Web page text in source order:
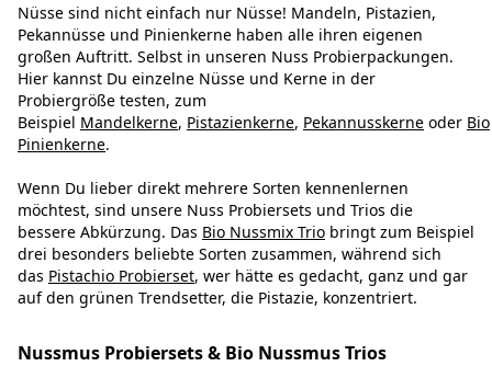
Nüsse sind nicht einfach nur Nüsse! Mandeln, Pistazien,
Pekannüsse und Pinienkerne haben alle ihren eigenen
großen Auftritt. Selbst in unseren Nuss Probierpackungen.
Hier kannst Du einzelne Nüsse und Kerne in der
Probiergröße testen, zum
Beispiel Mandelkerne, Pistazienkerne, Pekannusskerne oder Bio
Pinienkerne.
Wenn Du lieber direkt mehrere Sorten kennenlernen
möchtest, sind unsere Nuss Probiersets und Trios die
bessere Abkürzung. Das Bio Nussmix Trio bringt zum Beispiel
drei besonders beliebte Sorten zusammen, während sich
das Pistachio Probierset, wer hätte es gedacht, ganz und gar
auf den grünen Trendsetter, die Pistazie, konzentriert.
Nussmus Probiersets & Bio Nussmus Trios